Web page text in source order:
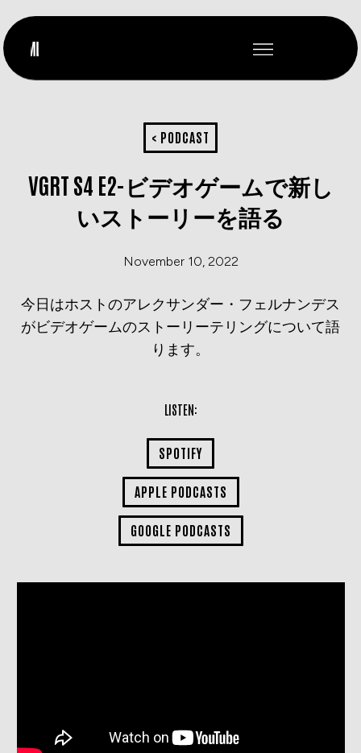
< PODCAST
VGRT S4 E2-ビデオゲームで新し
いストーリーを語る
November 10, 2022
今日はホストのアレクサンダー・フェルナンデス
がビデオゲームのストーリーテリングについて語
ります。
LISTEN:
SPOTIFY
APPLE PODCASTS
GOOGLE PODCASTS